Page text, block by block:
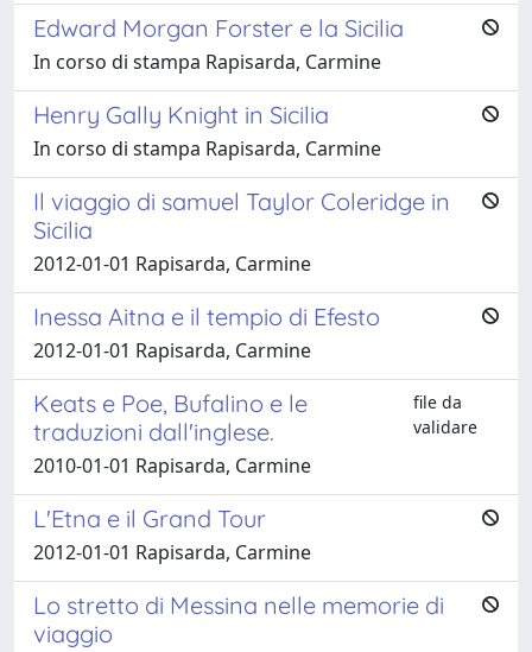
Edward Morgan Forster e la Sicilia
In corso di stampa Rapisarda, Carmine
Henry Gally Knight in Sicilia
In corso di stampa Rapisarda, Carmine
Il viaggio di samuel Taylor Coleridge in
Sicilia
2012-01-01 Rapisarda, Carmine
Inessa Aitna e il tempio di Efesto
2012-01-01 Rapisarda, Carmine
Keats e Poe, Bufalino e le
traduzioni dall'inglese.
file da
validare
2010-01-01 Rapisarda, Carmine
L'Etna e il Grand Tour
2012-01-01 Rapisarda, Carmine
Lo stretto di Messina nelle memorie di
viaggio